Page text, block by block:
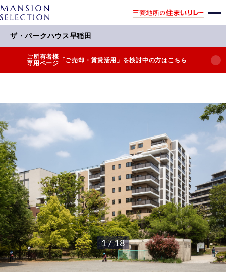
ザ・パークハウス早稲田
ご所有者様
専用ページ 「ご売却・賃貸活用」を検討中の方はこちら
1 / 18